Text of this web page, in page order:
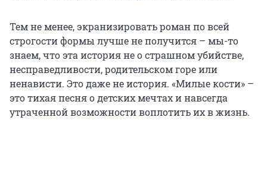
Тем не менее, экранизировать роман по всей
строгости формы лучше не получится – мы-то
знаем, что эта история не о страшном убийстве,
несправедливости, родительском горе или
ненависти. Это даже не история. «Милые кости» –
это тихая песня о детских мечтах и навсегда
утраченной возможности воплотить их в жизнь.